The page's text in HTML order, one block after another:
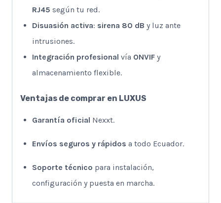
RJ45 según tu red.
Disuasión activa: sirena 80 dB y luz ante
intrusiones.
Integración profesional vía ONVIF y
almacenamiento flexible.
Ventajas de comprar en LUXUS
Garantía oficial Nexxt.
Envíos seguros y rápidos a todo Ecuador.
Soporte técnico para instalación,
configuración y puesta en marcha.